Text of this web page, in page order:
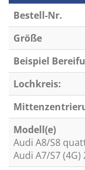
Bestell-Nr.
Größe
Beispiel
Lochkreis:
Modell(e)
Audi A8/S8
Audi A7/S7 (4G)